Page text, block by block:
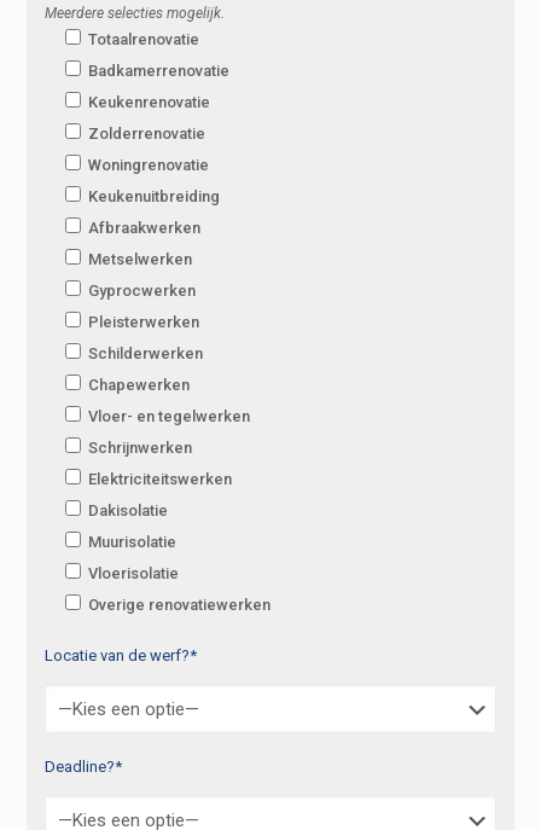
Meerdere selecties mogelijk.
Totaalrenovatie
Badkamerrenovatie
Keukenrenovatie
Zolderrenovatie
Woningrenovatie
Keukenuitbreiding
Afbraakwerken
Metselwerken
Gyprocwerken
Pleisterwerken
Schilderwerken
Chapewerken
Vloer- en tegelwerken
Schrijnwerken
Elektriciteitswerken
Dakisolatie
Muurisolatie
Vloerisolatie
Overige renovatiewerken
Locatie van de werf?*
Deadline?*